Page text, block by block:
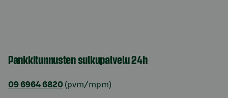
Pankkitunnusten sulkupalvelu 24h
09 6964 6820 (pvm/mpm)